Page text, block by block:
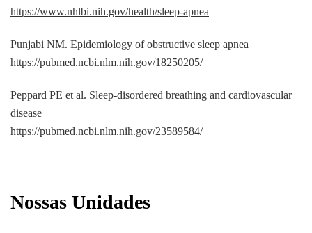
https://www.nhlbi.nih.gov/health/sleep-apnea
Punjabi NM. Epidemiology of obstructive sleep apnea
https://pubmed.ncbi.nlm.nih.gov/18250205/
Peppard PE et al. Sleep-disordered breathing and cardiovascular
disease
https://pubmed.ncbi.nlm.nih.gov/23589584/
Nossas Unidades